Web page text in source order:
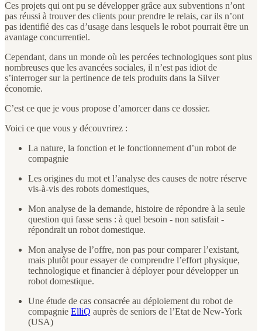
Ces projets qui ont pu se développer grâce aux subventions n’ont
pas réussi à trouver des clients pour prendre le relais, car ils n’ont
pas identifié des cas d’usage dans lesquels le robot pourrait être un
avantage concurrentiel.
Cependant, dans un monde où les percées technologiques sont plus
nombreuses que les avancées sociales, il n’est pas idiot de
s’interroger sur la pertinence de tels produits dans la Silver
économie.
C’est ce que je vous propose d’amorcer dans ce dossier.
Voici ce que vous y découvrirez :
La nature, la fonction et le fonctionnement d’un robot de
compagnie
Les origines du mot et l’analyse des causes de notre réserve
vis-à-vis des robots domestiques,
Mon analyse de la demande, histoire de répondre à la seule
question qui fasse sens : à quel besoin - non satisfait -
répondrait un robot domestique.
Mon analyse de l’offre, non pas pour comparer l’existant,
mais plutôt pour essayer de comprendre l’effort physique,
technologique et financier à déployer pour développer un
robot domestique.
Une étude de cas consacrée au déploiement du robot de
compagnie ElliQ auprès de seniors de l’Etat de New-York
(USA)